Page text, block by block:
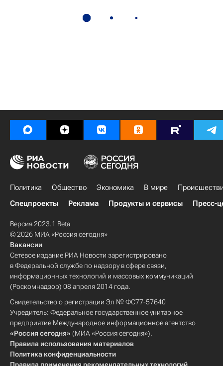
Политика Общество Экономика В мире
Спецпроекты
Реклама Продукты и сервисы Пресс-
Версия 2023.1 Beta
© 2026 МИА «Россия сегодня»
Вакансии
Сетевое издание РИА Новости зарегистрировано
в Федеральной службе по надзору в сфере связи,
информационных технологий и массовых коммуникаций
(Роскомнадзор) 08 апреля 2014 года.
Свидетельство о регистрации Эл № ФС77-57640
Учредитель: Федеральное государственное унитарное
предприятие Международное информационное агентство
«Россия сегодня» (МИА «Россия сегодня»).
Правила использования материалов
Политика конфиденциальности